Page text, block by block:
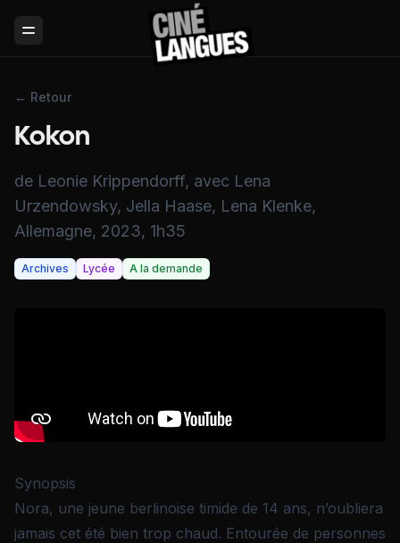
Toggle Menu
← Retour
Kokon
de Leonie Krippendorff, avec Lena
Urzendowsky, Jella Haase, Lena Klenke,
Allemagne, 2023, 1h35
Archives Lycée A la demande
Synopsis
Nora, une jeune berlinoise timide de 14 ans, n’oubliera
jamais cet été bien trop chaud. Entourée de personnes